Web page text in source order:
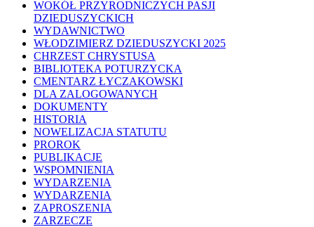
WOKÓŁ PRZYRODNICZYCH PASJI
DZIEDUSZYCKICH
WYDAWNICTWO
WŁODZIMIERZ DZIEDUSZYCKI 2025
CHRZEST CHRYSTUSA
BIBLIOTEKA POTURZYCKA
CMENTARZ ŁYCZAKOWSKI
DLA ZALOGOWANYCH
DOKUMENTY
HISTORIA
NOWELIZACJA STATUTU
PROROK
PUBLIKACJE
WSPOMNIENIA
WYDARZENIA
WYDARZENIA
ZAPROSZENIA
ZARZECZE